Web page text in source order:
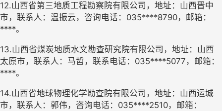
12.山西省第三地质工程勘察院有限公司，地址：山西晋中
市，联系人：温振云，咨询电话：035****8790，邮箱：
****。
13.山西省煤炭地质水文勘查研究院有限公司，地址：山西
太原市，联系人：马哲，联系电话：035****5077，邮箱：
****。
14.山西省地球物理化学勘查院有限公司，地址：山西运城
市，联系人：郭伟，咨询电话：035****2510，邮箱：